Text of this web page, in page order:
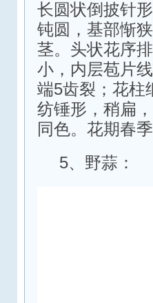
长圆状倒披针
钝圆，基部惭
茎。头状花序
小，内层苞片
端5齿裂；花柱
纺锤形，稍扁
同色。花期春
5、野蒜：